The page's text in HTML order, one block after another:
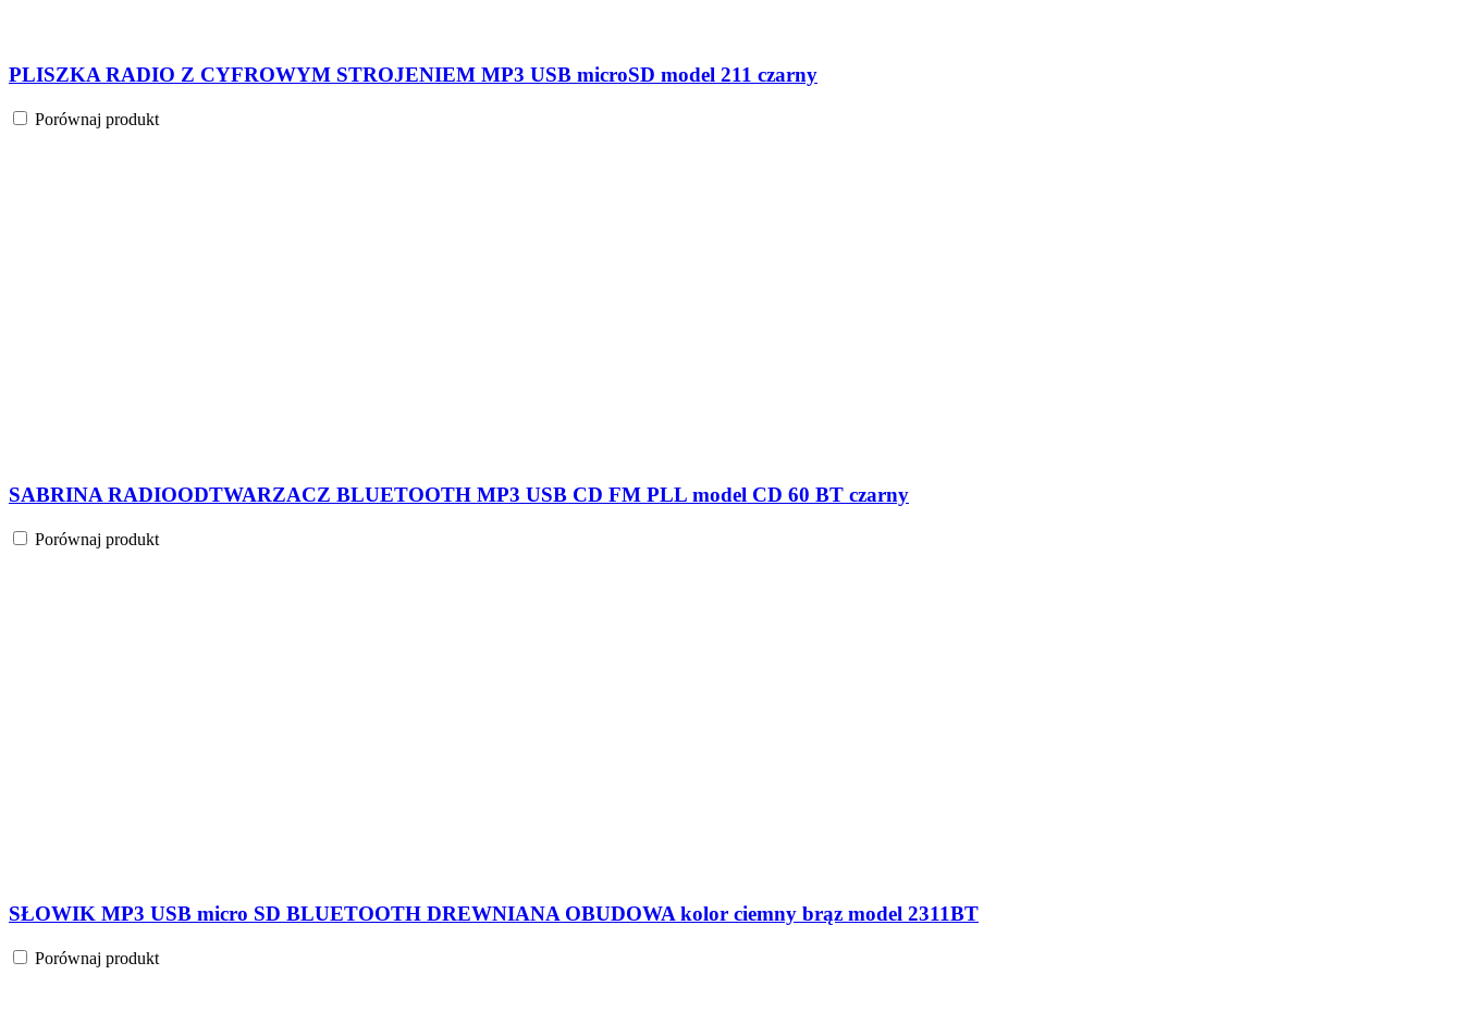
SŁOWIK MP3 USB micro SD BLUETOOTH DREWNIANA OBUDOWA kolor czarny model 2311BT
Porównaj produkt
SŁOWIK MP3 USB micro SD BLUETOOTH DREWNIANA OBUDOWA kolor jasny brąz model 2311BT
Porównaj produkt